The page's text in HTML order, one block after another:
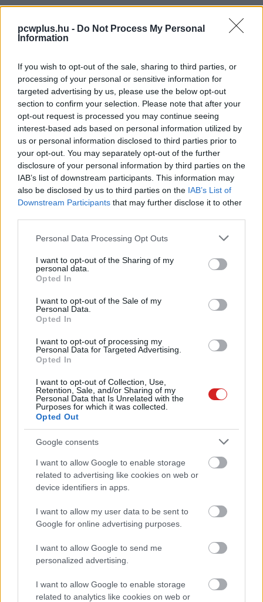
pcwplus.hu - Do Not Process My Personal
Information
If you wish to opt-out of the sale, sharing to third parties, or
processing of your personal or sensitive information for
targeted advertising by us, please use the below opt-out
section to confirm your selection. Please note that after your
opt-out request is processed you may continue seeing
interest-based ads based on personal information utilized by
us or personal information disclosed to third parties prior to
your opt-out. You may separately opt-out of the further
disclosure of your personal information by third parties on the
IAB’s list of downstream participants. This information may
also be disclosed by us to third parties on the IAB’s List of
Downstream Participants that may further disclose it to other
Please note that this website/app uses one or more Google
not limited to your visit or usage behaviour. You may click to
grant or deny consent to Google and its third-party tags to
use your data for below specified purposes in below Google
consent section.
Personal Data Processing Opt Outs
I want to opt-out of the Sharing of my
personal data.
Opted In
I want to opt-out of the Sale of my
Personal Data.
Opted In
I want to opt-out of processing my
Personal Data for Targeted Advertising.
Opted In
I want to opt-out of Collection, Use,
Retention, Sale, and/or Sharing of my
Personal Data that Is Unrelated with the
Purposes for which it was collected.
Opted Out
Google consents
I want to allow Google to enable storage
related to advertising like cookies on web or
device identifiers in apps.
I want to allow my user data to be sent to
Google for online advertising purposes.
I want to allow Google to send me
personalized advertising.
I want to allow Google to enable storage
related to analytics like cookies on web or
Európába hozhat az Oppo
Véget ér egy korszak, nem készül
több iPod
PCW.lite | 2022.05.11 06:56
Előkerült az iPhone korai
prototípusa, ami még félig iPod
volt
| 2022.05.10 14:01
Ennyit fejlődtek a szoftverek és
hardverek az elmúlt 30 évben
Egy nő ellopott több mint
iPodot
Egy inteles vezető véletlenül
kiposztolta a Thunderbolt 5
PCW.lite | 2021.08.02 08:31
dolgozik a Samsung
PCW.lite
Tényleg lehet egy 17 éves iPodra
Spotify-t varázsolni?
PCW.lite| 2021.01.30 18:00
Egy iPod-dokkolós Mac minit is
csinált egyszer az Apple
amerikai kormánynak az Apple
PCW.lite| 2020.08.18 14:32